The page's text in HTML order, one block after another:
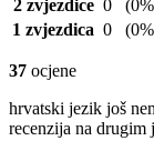
2 zvjezdice 0
1 zvjezdica 0
37 ocjene
hrvatski jezik još
recenzija na drugim